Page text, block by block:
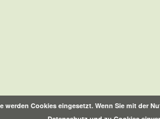
werden Cookies eingesetzt. Wenn Sie mit der